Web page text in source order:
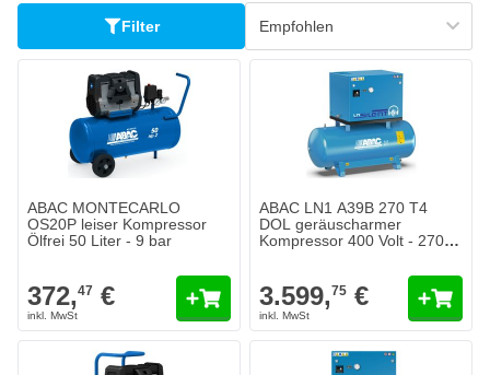
Filter
ABAC MONTECARLO
OS20P leiser Kompressor
Ölfrei 50 Liter - 9 bar
372,47 €
ABAC LN1 A39B 270 T4
DOL geräuscharmer
Kompressor 400 Volt - 270
3.599,75 €